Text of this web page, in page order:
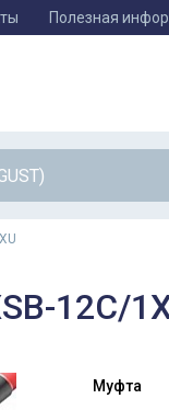
Полезная
12C/
Муфта